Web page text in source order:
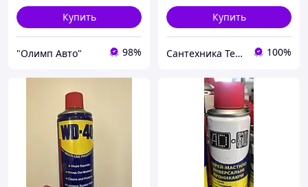
Купить
"Олимп Авто" 98%
Купить
Сантехника Теплотехника Все для Дома 100%